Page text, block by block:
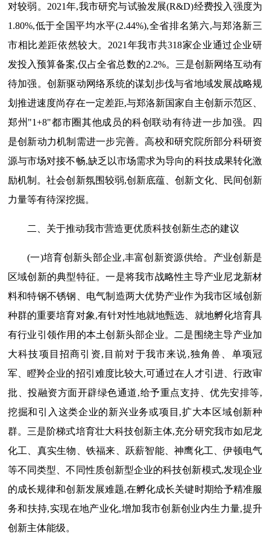
对较弱。2021年,我市研究与试验发展(R&D)经费投入强度为
1.80%,低于全国平均水平(2.44%),全省排名第六,与郑洛新三
市相比差距依然较大。2021年我市共318家企业通过企业研
发投入预算备案,仅占全省总数的2.2%。三是创新网络互动有
待加强。创新驱动网络系统的谋划步伐与省地域发展战略规
划推进速度尚存在一定差距,与郑洛新国家自主创新示范区、
郑州"1+8"都市圈其他成员的科创联动有待进一步加强。四
是创新动力机制需进一步完善。高校和研究院所部分科研资
源与市场对接不畅,缺乏以市场需求为导向的科技成果转化激
励机制。社会创新氛围较弱,创新底蕴、创新文化、民间创新
力量等有待深挖掘。
二、关于推动我市营造更优质科技创新生态的建议
(一)培育创新头部企业,丰富创新资源供给。产业创新是
区域创新的典型特征。一是将我市战略性主导产业尼龙新材
料和特钢不锈钢、电气制造两大优势产业作为我市区域创新
种群的重要培育对象,有针对性地就地甄选、就地孵化培育具
有行业引领作用的本土创新头部企业。二是围绕主导产业加
大科技项目招商引资,目前对于我市来说,独角兽、单项冠
军、瞪羚企业的招引难度比较大,可通过在人才引进、行政审
批、投融资方面开辟绿色通道,给予重点支持、优先安排等,
挖掘和引入这类企业的新兴业务或项目,扩大本区域创新种
群。三是阶梯式培育壮大科技创新主体,充分研究我市如尼龙
化工、真实生物、铁福来、跃薪智能、神鹰化工、伊顿电气
等不同类型、不同性质创新型企业的科技创新模式,发现企业
的成长规律和创新发展难题,在孵化成长关键时期给予精准服
务和扶持,实现在地产业化,增加我市创新创业内生力量,提升
创新主体能级。